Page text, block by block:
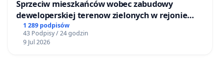
Sprzeciw mieszkańców wobec zabudowy
deweloperskiej terenow zielonych w rejonie
Bulwarów Straceńskich w Bielsku-Białej
1 289 podpisów
43 Podpisy / 24 godzin
9 Jul 2026